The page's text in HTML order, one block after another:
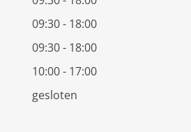
09:30 - 18:00
09:30 - 18:00
10:00 - 17:00
gesloten